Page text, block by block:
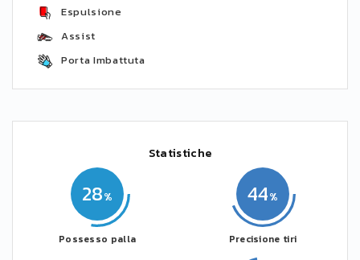
Espulsione
Assist
Porta Imbattuta
Statistiche
28
Possesso palla
44
Precisione tiri